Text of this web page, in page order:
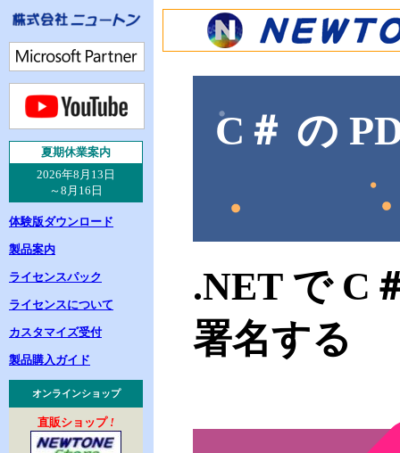
夏期休業案内
2026年8月13日
～8月16日
体験版ダウンロード
製品案内
ライセンスパック
ライセンスについて
カスタマイズ受付
製品購入ガイド
オンラインショップ
直販ショップ!
C＃ の
.NET で C
署名する